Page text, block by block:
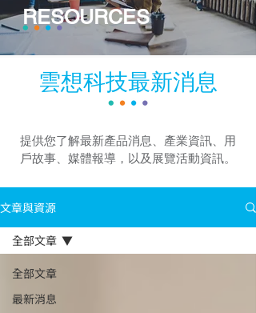
RESOURCES
雲想科技最新消息
提供您了解最新產品消息、產業資訊、用
戶故事、媒體報導，以及展覽活動資訊。
文章與資源
全部文章
最新消息
全部文章